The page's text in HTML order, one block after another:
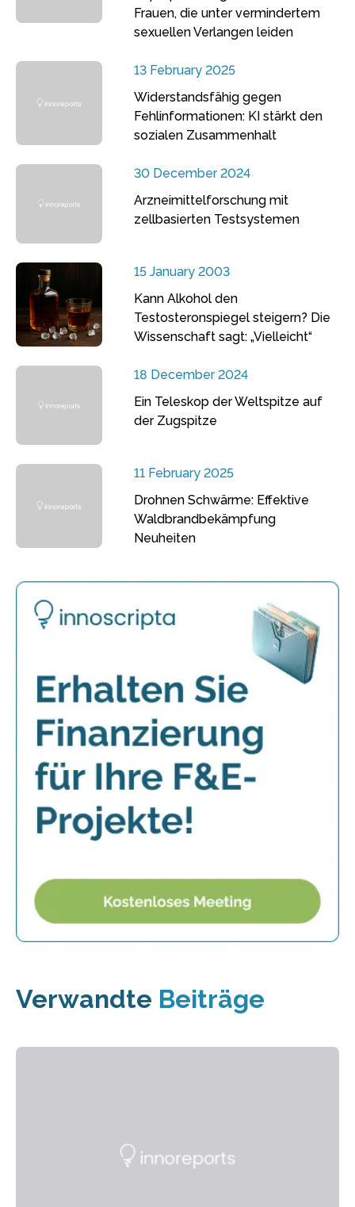
Frauen, die unter vermindertem
sexuellen Verlangen leiden
13 February 2025
Widerstandsfähig gegen
Fehlinformationen: KI stärkt den
sozialen Zusammenhalt
30 December 2024
Arzneimittelforschung mit
zellbasierten Testsystemen
15 January 2003
Kann Alkohol den
Testosteronspiegel steigern? Die
Wissenschaft sagt: „Vielleicht“
18 December 2024
Ein Teleskop der Weltspitze auf
der Zugspitze
11 February 2025
Drohnen Schwärme: Effektive
Waldbrandbekämpfung
Neuheiten
Verwandte Beiträge